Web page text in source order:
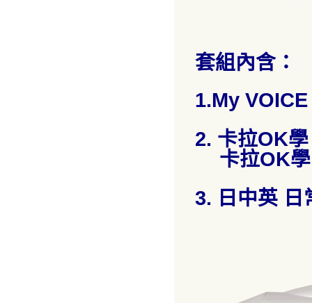
套組內含：
1.My
2. 卡拉OK
卡拉OK
3. 日中英